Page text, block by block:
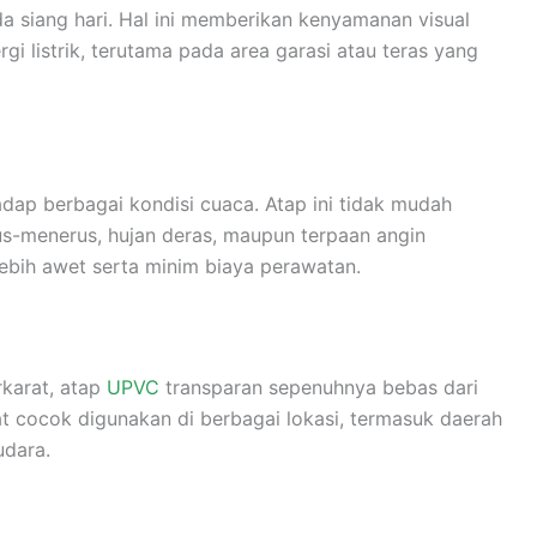
siang hari. Hal ini memberikan kenyamanan visual
listrik, terutama pada area garasi atau teras yang
berbagai kondisi cuaca. Atap ini tidak mudah
menerus, hujan deras, maupun terpaan angin
awet serta minim biaya perawatan.
atap UPVC transparan sepenuhnya bebas dari
cocok digunakan di berbagai lokasi, termasuk daerah